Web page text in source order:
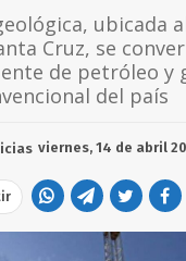
ubicada
Cruz, se
de petróleo y
del país
viernes, 14 de abril